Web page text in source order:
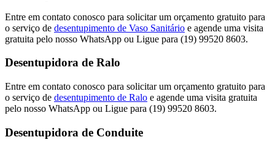
Entre em contato conosco para solicitar um orçamento gratuito para
o serviço de desentupimento de Vaso Sanitário e agende uma visita
gratuita pelo nosso WhatsApp ou Ligue para (19) 99520 8603.
Desentupidora de Ralo
Entre em contato conosco para solicitar um orçamento gratuito para
o serviço de desentupimento de Ralo e agende uma visita gratuita
pelo nosso WhatsApp ou Ligue para (19) 99520 8603.
Desentupidora de Conduite